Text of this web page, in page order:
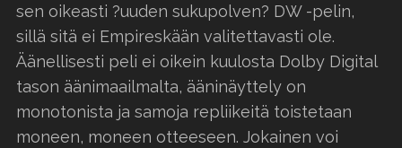
sen oikeasti ?uuden sukupolven? DW -pelin,
sillä sitä ei Empireskään valitettavasti ole.
Äänellisesti peli ei oikein kuulosta Dolby Digital
tason äänimaailmalta, ääninäyttely on
monotonista ja samoja repliikeitä toistetaan
moneen, moneen otteeseen. Jokainen voi